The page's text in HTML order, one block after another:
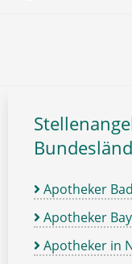
Apotheker
Apotheker
Apotheker in